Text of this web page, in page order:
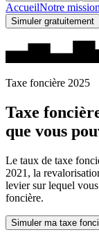
AccueilNotre mission
Simuler gratuitement
Taxe foncière 2025
Taxe
que vous
Le taux de taxe
2021, la
levier sur lequel
foncière.
Simuler ma taxe